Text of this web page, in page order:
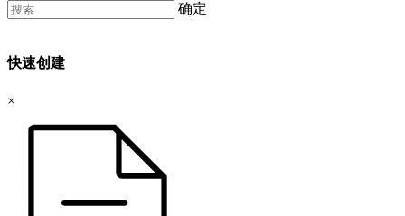
确定
快速创建
×